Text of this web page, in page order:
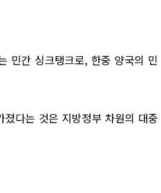
민간 싱크탱크로, 한중 양국의 민
다는 것은 지방정부 차원의 대중